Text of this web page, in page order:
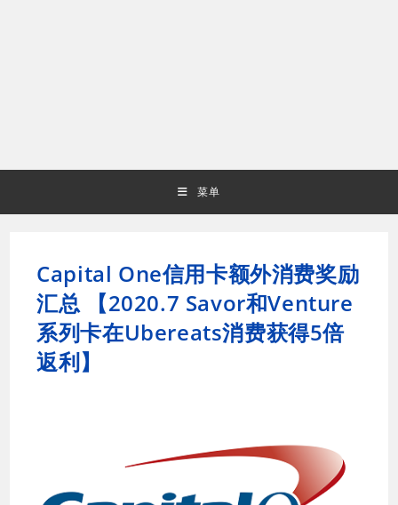
菜单
Capital One信用卡额外消费奖励
汇总 【2020.7 Savor和Venture
系列卡在Ubereats消费获得5倍
返利】